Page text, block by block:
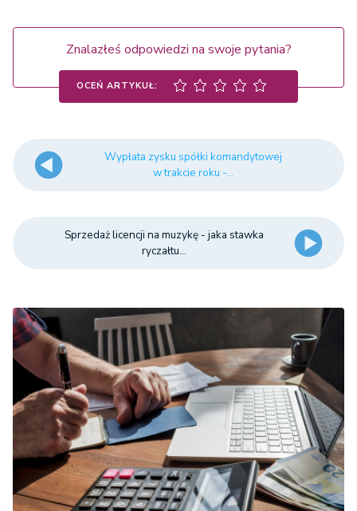
Znalazłeś odpowiedzi na swoje pytania?
OCEŃ ARTYKUŁ:
Wypłata zysku spółki komandytowej
w trakcie roku -...
Sprzedaż licencji na muzykę - jaka stawka
ryczałtu...